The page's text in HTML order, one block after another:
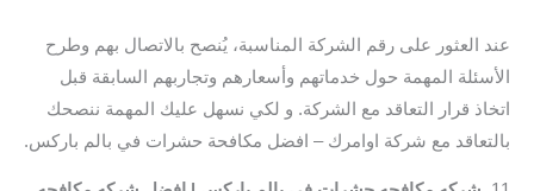
عند العثور على رقم الشركة المناسبة، يُنصح بالاتصال بهم وطرح
الأسئلة المهمة حول خدماتهم وأسعارهم وتجاربهم السابقة قبل
اتخاذ قرار التعاقد مع الشركة. و لكي نسهل عليك المهمة ننصحك
بالتعاقد مع شركة اوامرك – افضل مكافحة حشرات في بالم باركس.